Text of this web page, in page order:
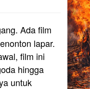
Ada film
lapar.
film ini
hingga
untuk